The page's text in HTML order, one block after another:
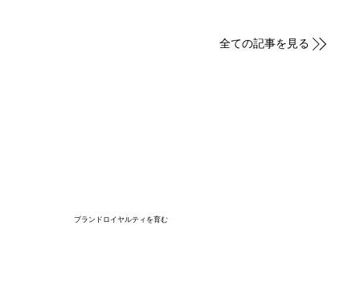
全ての記事を見る
ブランドロイヤルティを育む